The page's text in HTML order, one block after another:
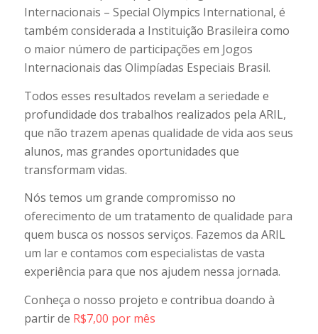
Internacionais – Special Olympics International, é
também considerada a Instituição Brasileira como
o maior número de participações em Jogos
Internacionais das Olimpíadas Especiais Brasil.
Todos esses resultados revelam a seriedade e
profundidade dos trabalhos realizados pela ARIL,
que não trazem apenas qualidade de vida aos seus
alunos, mas grandes oportunidades que
transformam vidas.
Nós temos um grande compromisso no
oferecimento de um tratamento de qualidade para
quem busca os nossos serviços. Fazemos da ARIL
um lar e contamos com especialistas de vasta
experiência para que nos ajudem nessa jornada.
Conheça o nosso projeto e contribua doando à
partir de R$7,00 por mês